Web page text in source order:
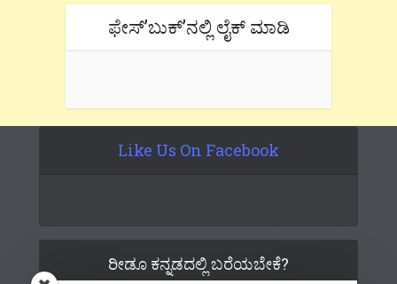
ಫೇಸ್’ಬುಕ್’ನಲ್ಲಿ ಲೈಕ್ ಮಾಡಿ
Like Us On Facebook
ರೀಡೂ ಕನ್ನಡದಲ್ಲಿ ಬರೆಯಬೇಕೆ?